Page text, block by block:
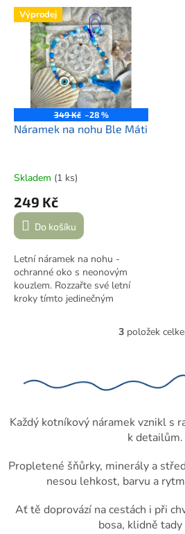
Uvnitř krémová pěnová výplň
chrání šperk i dotváří luxusní
dojem.Ideální pro náramek či
náhrdelník.
Výprodej
349 Kč –28 %
Náramek na nohu Ble Máti
Skladem (1 ks)
249 Kč
Do košíku
Letní náramek na nohu -
ochranné oko s neonovým
kouzlem. Rozzařte své letní
kroky tímto jedinečným
řeckého ochranného oka s
dokonalou rovnováhu mezi
mystickou ochranou a
O
d
c
í
p
v
k
v
ý
3položek
Každý kotníkový náramek vznikl s
k detailům.
Propletené šňůrky, minerály a
nesou lehkost, barvu a
Ať tě doprovází na cestách i při
bosa, klidně tady